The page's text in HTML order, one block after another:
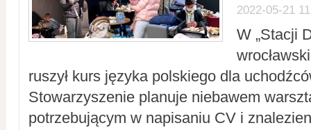
2022-05-21
W „Stacji
ruszył kurs języka polskiego dla
Stowarzyszenie planuje niebawem
potrzebującym w napisaniu CV i